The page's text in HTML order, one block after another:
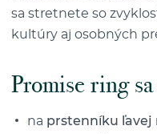
sa stretnete so
kultúry aj osobných
Promise ring
na prstenníku ľavej